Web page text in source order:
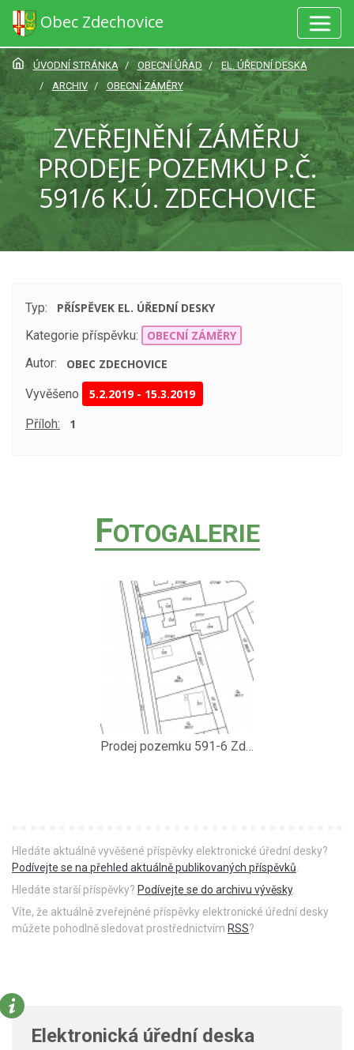
Obec Zdechovice
ÚVODNÍ STRÁNKA OBECNÍ ÚŘAD
EL. ÚŘEDNÍ DESKA
ARCHIV
OBECNÍ ZÁMĚRY
ZVEŘEJNĚNÍ ZÁMĚRU
PRODEJE POZEMKU P.Č.
591/6 K.Ú. ZDECHOVICE
Typ:
PŘÍSPĚVEK EL. ÚŘEDNÍ DESKY
Kategorie příspěvku:
OBECNÍ ZÁMĚRY
Autor:
OBEC ZDECHOVICE
Vyvěšeno 5.2.2019- 15.3.2019
Příloh: 1
FOTOGALERIE
Prodej pozemku 591-6 Zdechovice
Hledáte aktuálně vyvěšené příspěvky elektronické úřední desky?
Podívejte se na přehled aktuálně publikovaných příspěvků
Hledáte starší příspěvky? Podívejte se do archivu vývěsky.
Víte, že aktuálně zveřejněné příspěvky elektronické úřední desky
můžete pohodlně sledovat prostřednictvím RSS?
Elektronická úřední deska